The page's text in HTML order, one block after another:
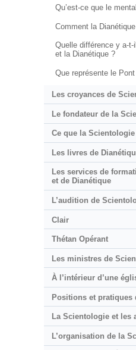
Qu’est-ce que le
Comment la
Quelle différence y a-
et la Dianétique ?
Que représente le
Les croyances de
Le fondateur de la
Ce que la
Les livres de
Les services de
et de Dianétique
L’audition de
Clair
Thétan Opérant
Les ministres de
À l’intérieur d’une
Positions et pratiques
La Scientologie et les
L’organisation de la